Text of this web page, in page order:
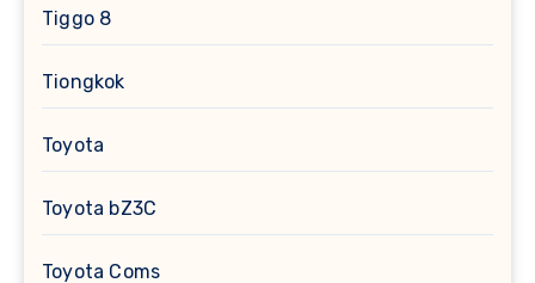
Tiggo 8
Tiongkok
Toyota
Toyota bZ3C
Toyota Coms